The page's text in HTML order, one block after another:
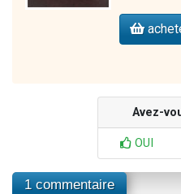
Avez-
OUI
1 commentaire